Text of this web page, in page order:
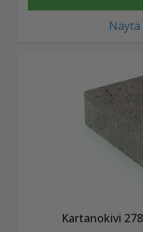
Kartanokivi